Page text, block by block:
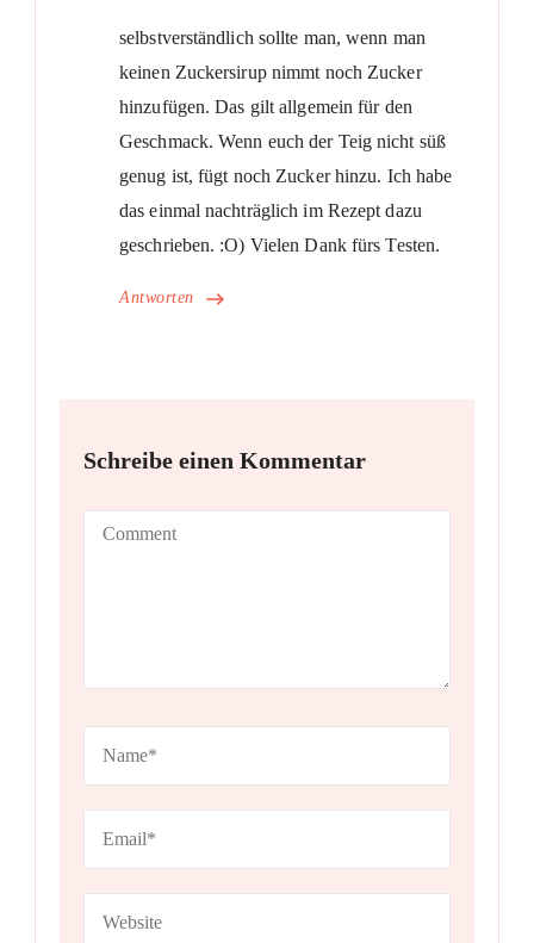
Antworten
selbstverständlich sollte man, wenn man
keinen Zuckersirup nimmt noch Zucker
hinzufügen. Das gilt allgemein für den
Geschmack. Wenn euch der Teig nicht süß
genug ist, fügt noch Zucker hinzu. Ich habe
das einmal nachträglich im Rezept dazu
geschrieben. :O) Vielen Dank fürs Testen.
Schreibe einen Kommentar